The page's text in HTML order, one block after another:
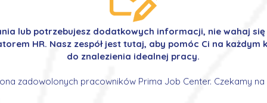
lub potrzebujesz dodatkowych informacji, nie wahaj
HR. Nasz zespół jest tutaj, aby pomóc Ci na każdym
do znalezienia idealnej pracy.
zadowolonych pracowników Prima Job Center. Czekamy